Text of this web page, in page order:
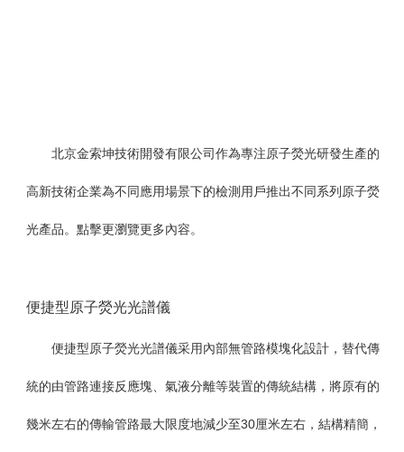
北京金索坤技術開發有限公司作為專注原子熒光研發生產的
高新技術企業為不同應用場景下的檢測用戶推出不同系列原子熒
光產品。點擊更瀏覽更多內容。
便捷型原子熒光光譜儀
便捷型原子熒光光譜儀采用內部無管路模塊化設計，替代傳
統的由管路連接反應塊、氣液分離等裝置的傳統結構，將原有的
幾米左右的傳輸管路最大限度地減少至30厘米左右，結構精簡，